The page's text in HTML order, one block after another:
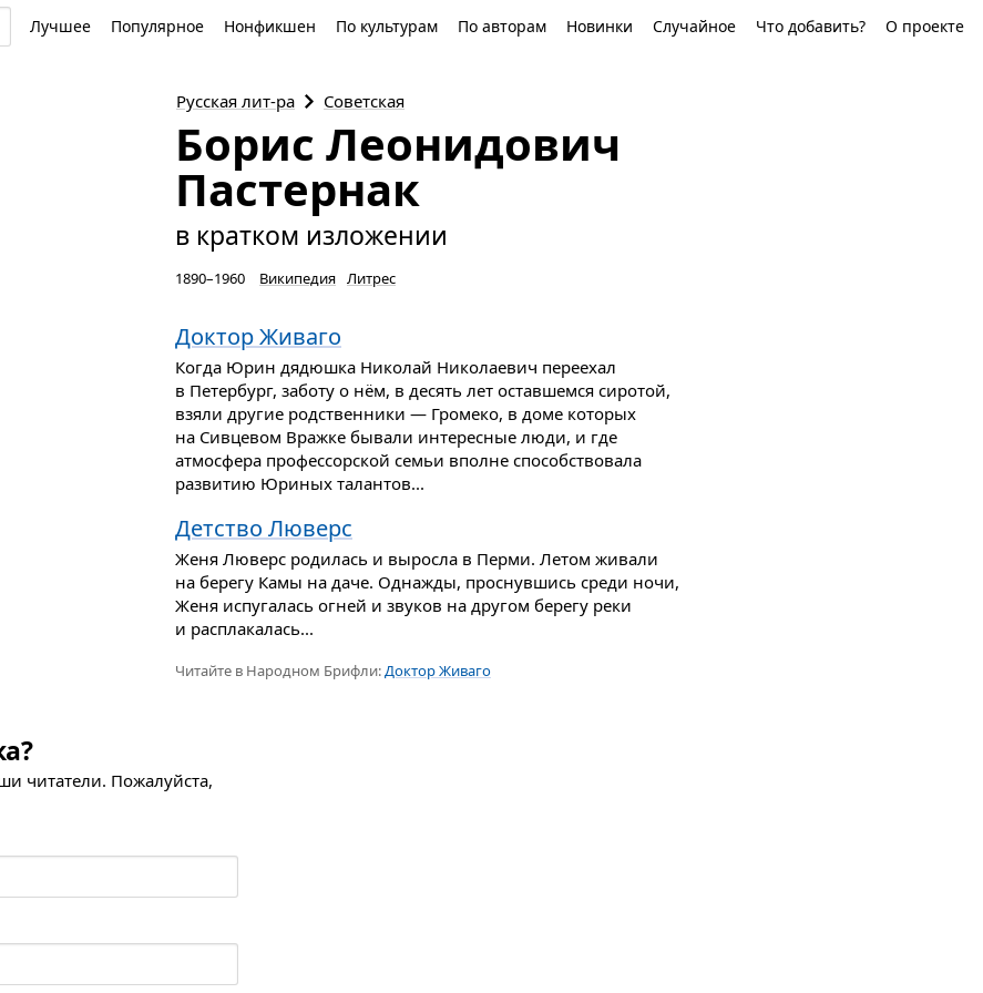
Лучшее Популярное Нонфикшен По культурам По авторам Новинки Случайное Что добавить? О проекте
Русская лит-ра Советская
Борис Леонидович
Пастернак
в кратком изложении
1890–1960 Википедия Литрес
Доктор Живаго
Когда Юрин дядюшка Николай Николаевич переехал
в Петербург, заботу о нём, в десять лет оставшемся сиротой,
взяли другие родственники — Громеко, в доме которых
на Сивцевом Вражке бывали интересные люди, и где
атмосфера профессорской семьи вполне способствовала
развитию Юриных талантов...
Детство Люверс
Женя Люверс родилась и выросла в Перми. Летом живали
на берегу Камы на даче. Однажды, проснувшись среди ночи,
Женя испугалась огней и звуков на другом берегу реки
и расплакалась...
Читайте в Народном Брифли:Доктор Живаго
читатели. Пожалуйста,